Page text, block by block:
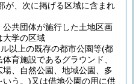
が、次に掲げる区域に含まれ
共団体が施行した土地区画
大学の区域
以上の既存の都市公園等(都
育施設であるグラウンド、
、自然公園、地域公園、多
いう。)又は借地公園の用に供